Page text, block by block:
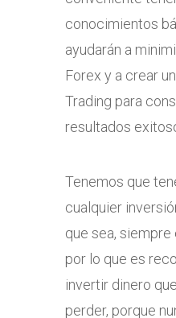
conocimientos
ayudarán a
Forex y a crear
Trading para
resultados
Tenemos que
cualquier
que sea,
por lo que es
invertir dinero
perder, porque